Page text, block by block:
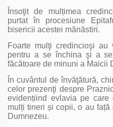
Însoţit de mulțimea
purtat în procesiune
bisericii acestei mănăstiri.
Foarte mulţi credincioşi
pentru a se închina şi a
făcătoare de minuni a Maicii
În cuvântul de învăţătură,
celor prezenţi despre
evidențiind evlavia pe care
mulți tineri și copii, o au
Dumnezeu.